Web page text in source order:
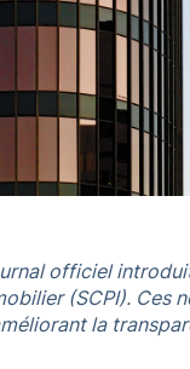
officiel
(SCPI). Ces
la